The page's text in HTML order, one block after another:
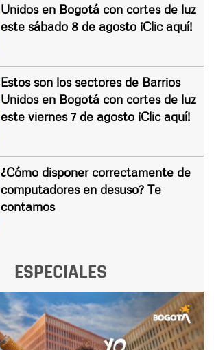
Unidos en Bogotá con cortes de luz
este sábado 8 de agosto ¡Clic aquí!
Estos son los sectores de Barrios
Unidos en Bogotá con cortes de luz
este viernes 7 de agosto ¡Clic aquí!
¿Cómo disponer correctamente de
computadores en desuso? Te
contamos
ESPECIALES